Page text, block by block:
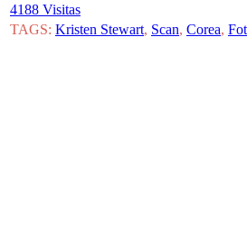
4188 Visitas
TAGS: Kristen Stewart, Scan, Corea,